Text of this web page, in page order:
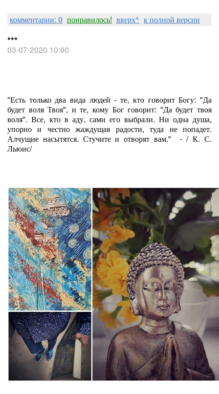
комментарии: 0 понравилось! вверх^ к полной версии
***
03-07-2020 10:00
"Есть только два вида людей - те, кто говорит Богу: "Да
будет воля Твоя", и те, кому Бог говорит: "Да будет твоя
воля". Все, кто в аду, сами его выбрали. Ни одна душа,
упорно и честно жаждущая радости, туда не попадет.
Алчущие насытятся. Стучите и отворят вам." - / К. С.
Льюис/